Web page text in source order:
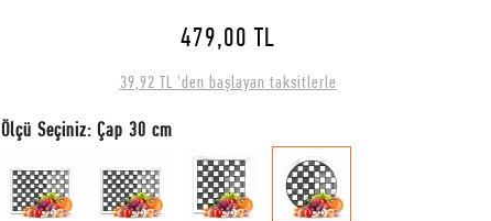
479,00 TL
39,92 TL 'den başlayan taksitlerle
Ölçü Seçiniz: Çap 30 cm